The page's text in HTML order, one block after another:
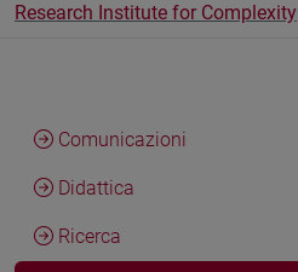
Research Institute for Complexity
Comunicazioni
Didattica
Ricerca